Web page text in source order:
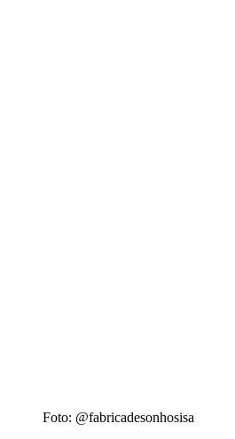
Foto: @fabricadesonhosisa